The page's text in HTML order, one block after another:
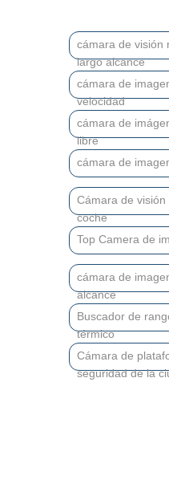
cámara de visión
largo alcance
cámara de
velocidad
cámara de
libre
cámara de
Cámara de
coche
Top Camera de
cámara de
alcance
Buscador de
térmico
Cámara de
seguridad de la